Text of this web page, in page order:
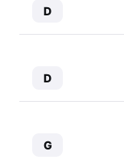
D
D
G